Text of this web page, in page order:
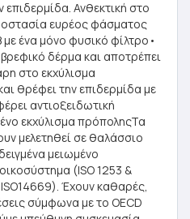
επιδερμίδα. Ανθεκτική στο
ευρέος φάσματος
με ένα μόνο φυσικό φίλτρο•
δέρμα και αποτρέπει
στο εκχύλισμα
θρέφει την επιδερμίδα με
αντιοξειδωτική
εκχύλισμα πρόποληςΤα
μελετηθεί σε θαλάσσιο
μειωμένο
(ISO 1253 &
Έχουν καθαρές,
σύμφωνα με το OECD